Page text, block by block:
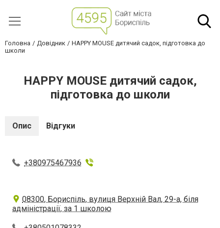
Головна Довідник
HAPPY MOUSE дитячий садок, підготовка до
школи
HAPPY MOUSE дитячий садок,
підготовка до школи
Опис Відгуки
+380975467936
08300, Бориспіль, вулиця Верхній Вал, 29-а, біля
адміністрації, за 1 школою